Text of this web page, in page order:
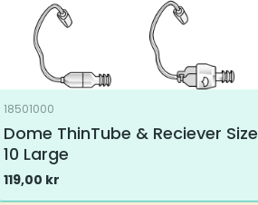
18501000
Dome ThinTube & Reciever Size
10 Large
119,00 kr